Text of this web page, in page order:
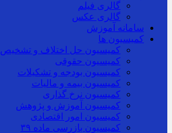
گالری فیلم
گالری عکس
سامانه آموزش
کمیسیون ها
کمیسیون حل اختلاف و تشخیص
کمیسیون حقوقی
کمیسیون بودجه و تشکیلات
کمیسیون بیمه و مالیات
کمیسیون نرخ گذاری
کمیسیون آموزش و پژوهش
کمیسیون امور اقتصادی
کمیسیون بازرسی ماده ۳۹